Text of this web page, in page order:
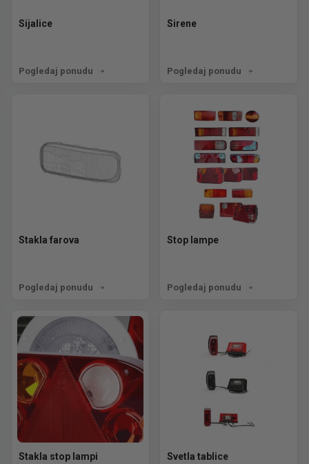
Sijalice
Pogledaj ponudu
Sirene
Pogledaj ponudu
Stakla farova
Pogledaj ponudu
Stop lampe
Pogledaj ponudu
Stakla stop lampi Svetla tablice